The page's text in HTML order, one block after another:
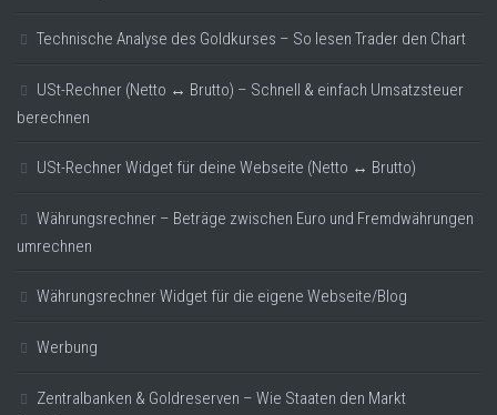
Technische Analyse des Goldkurses – So lesen Trader den Chart
USt-Rechner (Netto ↔ Brutto) – Schnell & einfach Umsatzsteuer
berechnen
USt-Rechner Widget für deine Webseite (Netto ↔ Brutto)
Währungsrechner – Beträge zwischen Euro und Fremdwährungen
umrechnen
Währungsrechner Widget für die eigene Webseite/Blog
Werbung
Zentralbanken & Goldreserven – Wie Staaten den Markt